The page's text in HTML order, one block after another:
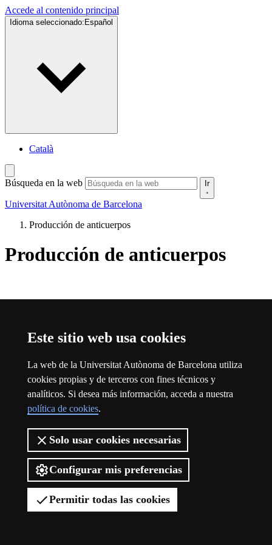
Este sitio web usa cookies
La web de la Universitat Autònoma de Barcelona utiliza
cookies propias y de terceros con fines técnicos y
analíticos. Si desea más información, acceda a nuestra
política de cookies.
Solo usar cookies necesarias
Configurar mis preferencias
Permitir todas las cookies
Accede al contenido principal
Idioma seleccionado: Español
Català
Búsqueda en la web Ir
Universitat Autònoma de Barcelona
Producción de anticuerpos
Producción de anticuerpos